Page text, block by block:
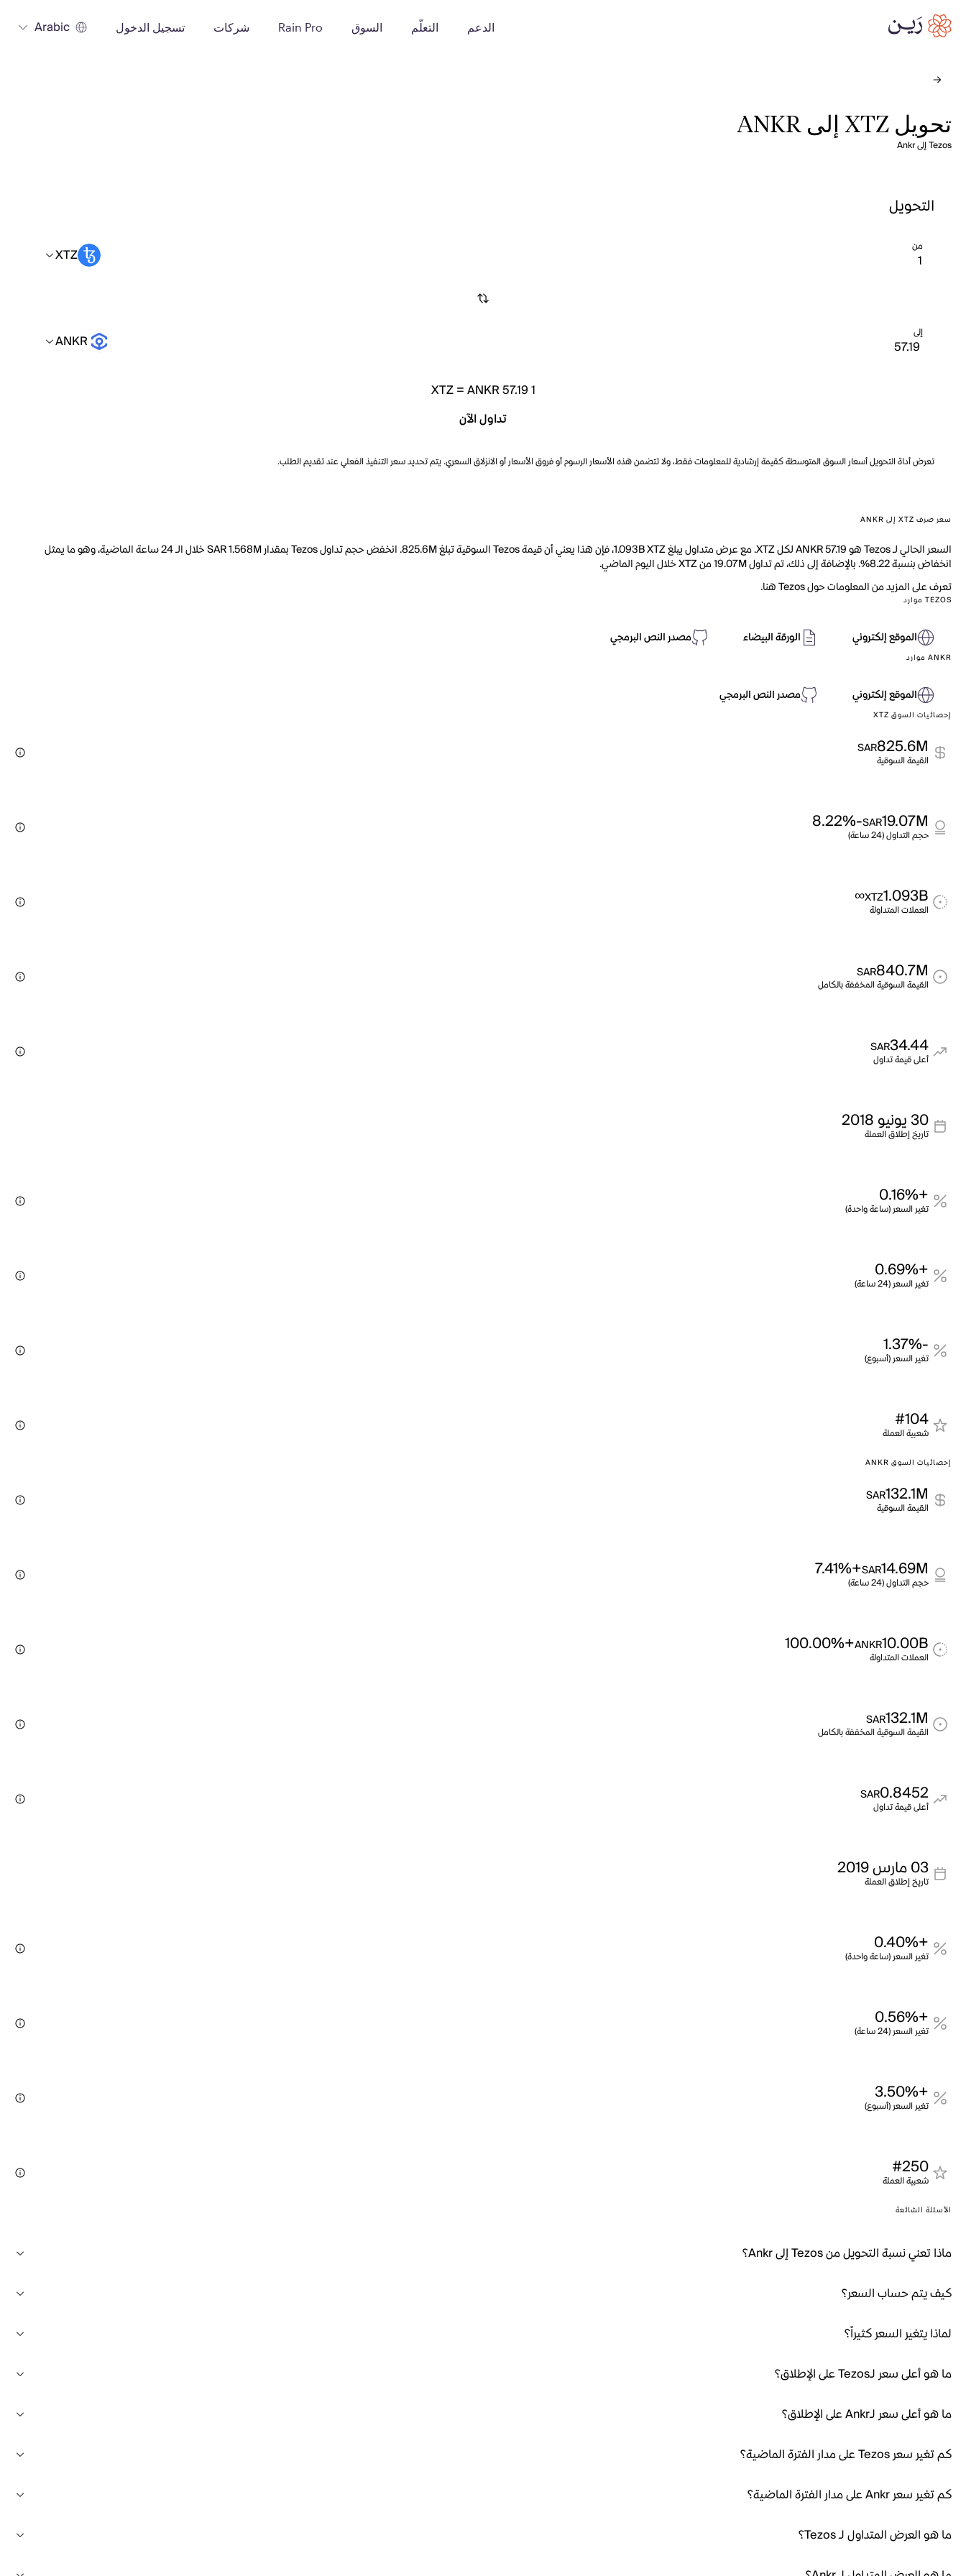
الدعم التعلّم السوق Rain Pro شركات تسجيل الدخول Arabic
تحويل XTZ إلى ANKR
Tezos إلى Ankr
التحويل
من XTZ
إلى ANKR
1
XTZ=ANKR 57.19
تداول الآن
تعرض أداة التحويل أسعار السوق المتوسطة كقيمة إرشادية للمعلومات فقط، ولا تتضمن هذه الأسعار الرسوم أو فروق الأسعار أو الانزلاق السعري. يتم تحديد سعر التنفيذ الفعلي عند تقديم الطلب.
سعر صرف XTZ إلى ANKR
السعر الحالي لـ Tezos هو ANKR 57.19 لكل XTZ. مع عرض متداول يبلغ 1.093B XTZ، فإن هذا يعني أن قيمة Tezos السوقية تبلغ 825.6M. انخفض حجم تداول Tezos بمقدار SAR 1.568M خلال الـ 24 ساعة الماضية، وهو ما يمثل
انخفاض بنسبة 8.22%. بالإضافة إلى ذلك، تم تداول 19.07M من XTZ خلال اليوم الماضي.
تعرف على المزيد من المعلومات حول Tezos هنا.
TEZOS موارد
الموقع إلكتروني الورقة البيضاء مصدر النص البرمجي
ANKR موارد
الموقع إلكتروني مصدر النص البرمجي
إحصائيات السوق XTZ
825.6M
SAR
القيمة السوقية
19.07M
SAR
-8.22%
حجم التداول (24 ساعة)
1.093B
XTZ
∞
العملات المتداولة
840.7M
SAR
القيمة السوقية المخففة بالكامل
34.44
SAR
أعلى قيمة تداول
30 يونيو 2018
تاريخ إطلاق العملة
+0.16%
تغير السعر (ساعة واحدة)
+0.69%
تغير السعر (24 ساعة)
-1.37%
تغير السعر (أسبوع)
#104
شعبية العملة
إحصائيات السوق ANKR
132.1M
SAR
القيمة السوقية
14.69M
SAR
+7.41%
حجم التداول (24 ساعة)
10.00B
ANKR
+100.00%
العملات المتداولة
132.1M
SAR
القيمة السوقية المخففة بالكامل
0.8452
SAR
أعلى قيمة تداول
03 مارس 2019
تاريخ إطلاق العملة
+0.40%
تغير السعر (ساعة واحدة)
+0.56%
تغير السعر (24 ساعة)
+3.50%
تغير السعر (أسبوع)
#250
شعبية العملة
الأسئلة الشائعة
ماذا تعني نسبة التحويل من Tezos إلى Ankr؟
كيف يتم حساب السعر؟
لماذا يتغير السعر كثيراً؟
ما هو أعلى سعر لـTezos على الإطلاق؟
ما هو أعلى سعر لـAnkr على الإطلاق؟
كم تغير سعر Tezos على مدار الفترة الماضية؟
كم تغير سعر Ankr على مدار الفترة الماضية؟
ما هو العرض المتداول لـ Tezos؟